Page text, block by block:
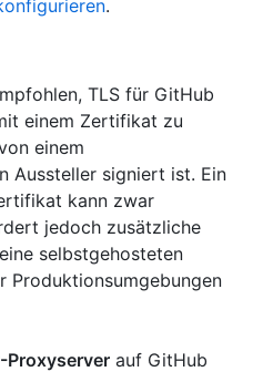
.
TLS für GitHub
einem Zertifikat zu
einem
Aussteller signiert ist. Ein
kann zwar
jedoch zusätzliche
selbstgehosteten
Produktionsumgebungen
Proxyserver auf GitHub